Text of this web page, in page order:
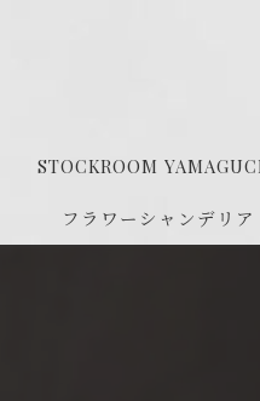
STOCKROOM
フラワーシャンデリア